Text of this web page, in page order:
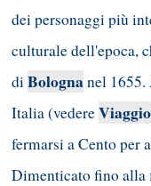
dei personaggi più
culturale dell'epoca,
diBolognanel 1655.
Italia (vedere
fermarsi a Cento per
Dimenticato fino alla